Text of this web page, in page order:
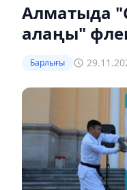
Алматыда
алаңы"
Барлығы